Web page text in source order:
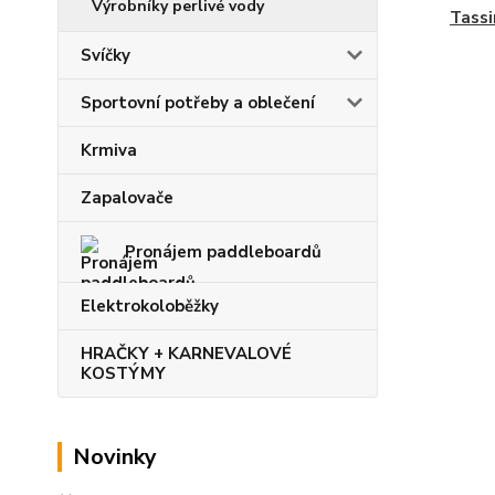
Výrobníky perlivé vody
Svíčky
Sportovní potřeby a oblečení
Krmiva
Zapalovače
Pronájem paddleboardů
Elektrokoloběžky
HRAČKY + KARNEVALOVÉ
KOSTÝMY
Novinky